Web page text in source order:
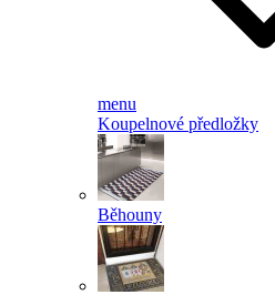
menu
Koupelnové předložky
Běhouny